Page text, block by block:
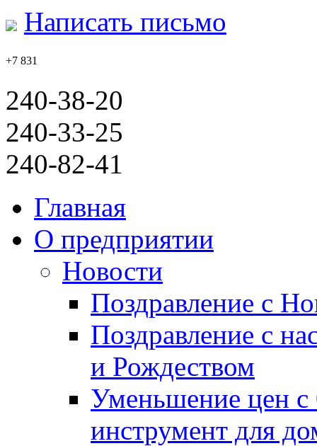
Написать письмо
+7 831
240-38-20
240-33-25
240-82-41
Главная
О предприятии
Новости
Поздравление с
Поздравление с
и Рождеством
Уменьшение цен
инструмент для